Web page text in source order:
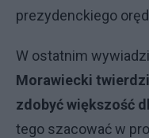
prezydenckiego
W ostatnim
Morawiecki
zdobyć większość
tego szacować w